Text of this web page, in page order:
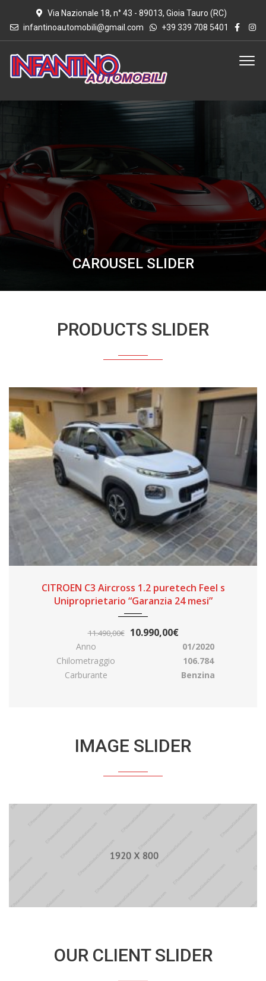
Via Nazionale 18, n° 43 - 89013, Gioia Tauro (RC)
infantinoautomobili@gmail.com
+39 339 708 5401
CAROUSEL SLIDER
PRODUCTS SLIDER
CITROEN C3 Aircross 1.2 puretech Feel s
Uniproprietario “Garanzia 24 mesi”
10.990,00€
Chilometraggio
Carburante
IMAGE SLIDER
OUR CLIENT SLIDER